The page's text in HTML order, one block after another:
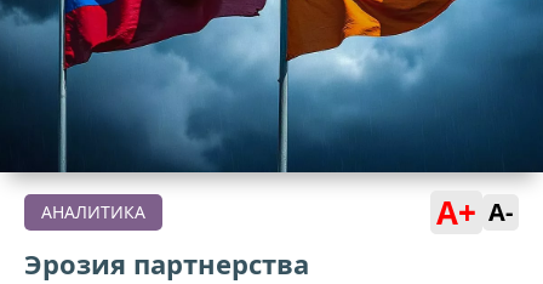
АНАЛИТИКА A+ A-
Эрозия партнерства